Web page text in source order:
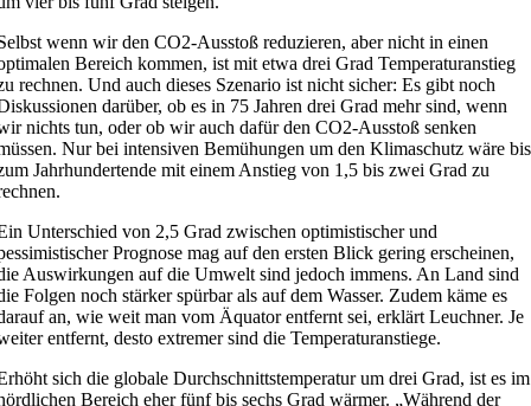
wenn wir den CO2-Ausstoß reduzieren, aber nicht in einen
Bereich kommen, ist mit etwa drei Grad Temperaturanstieg
rechnen. Und auch dieses Szenario ist nicht sicher: Es gibt noch
darüber, ob es in 75 Jahren drei Grad mehr sind, wenn
nichts tun, oder ob wir auch dafür den CO2-Ausstoß senken
Nur bei intensiven Bemühungen um den Klimaschutz wäre bis
Jahrhundertende mit einem Anstieg von 1,5 bis zwei Grad zu
Unterschied von 2,5 Grad zwischen optimistischer und
Prognose mag auf den ersten Blick gering erscheinen,
Auswirkungen auf die Umwelt sind jedoch immens. An Land sind
Folgen noch stärker spürbar als auf dem Wasser. Zudem käme es
an, wie weit man vom Äquator entfernt sei, erklärt Leuchner. Je
entfernt, desto extremer sind die Temperaturanstiege.
sich die globale Durchschnittstemperatur um drei Grad, ist es im
Bereich eher fünf bis sechs Grad wärmer. „Während der